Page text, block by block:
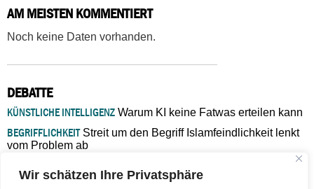
Wir schätzen Ihre Privatsphäre
AM MEISTEN KOMMENTIERT
Noch keine Daten vorhanden.
DEBATTE
KÜNSTLICHE INTELLIGENZ Warum KI keine Fatwas erteilen kann
BEGRIFFLICHKEITStreit um den Begriff Islamfeindlichkeit lenkt
vom Problem ab
Verantwortung bleibt“